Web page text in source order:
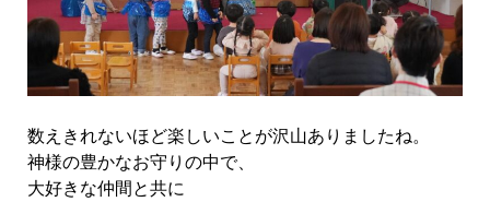
数えきれないほど楽しいことが沢山ありましたね。
神様の豊かなお守りの中で、
大好きな仲間と共に